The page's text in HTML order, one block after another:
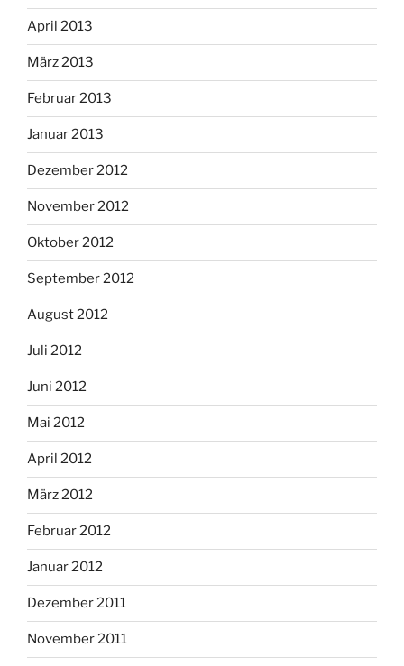
April 2013
März 2013
Februar 2013
Januar 2013
Dezember 2012
November 2012
Oktober 2012
September 2012
August 2012
Juli 2012
Juni 2012
Mai 2012
April 2012
März 2012
Februar 2012
Januar 2012
Dezember 2011
November 2011